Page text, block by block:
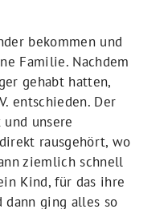
bekommen und
Familie. Nachdem
gehabt hatten,
entschieden. Der
unsere
rausgehört, wo
ziemlich schnell
Kind, für das ihre
dann ging alles so